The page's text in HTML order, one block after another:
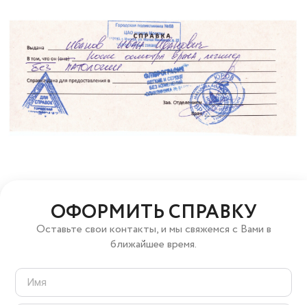
ОФОРМИТЬ СПРАВКУ
Оставьте свои контакты, и мы свяжемся с Вами в
ближайшее время.